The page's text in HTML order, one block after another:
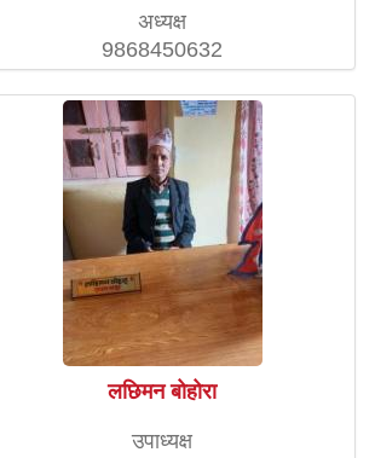
अध्यक्ष
9868450632
लछिमन बोहोरा
उपाध्यक्ष